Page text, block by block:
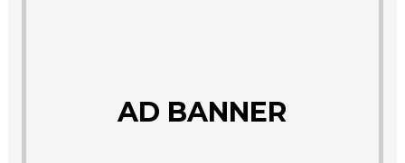
AD BANNER